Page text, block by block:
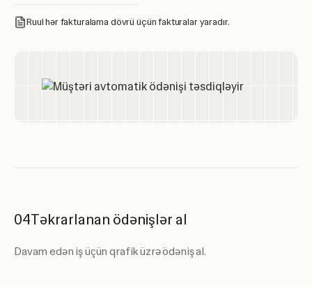
Ruul hər fakturalama dövrü üçün fakturalar yaradır.
04Təkrarlanan ödənişlər al
Davam edən iş üçün qrafik üzrə ödəniş al.